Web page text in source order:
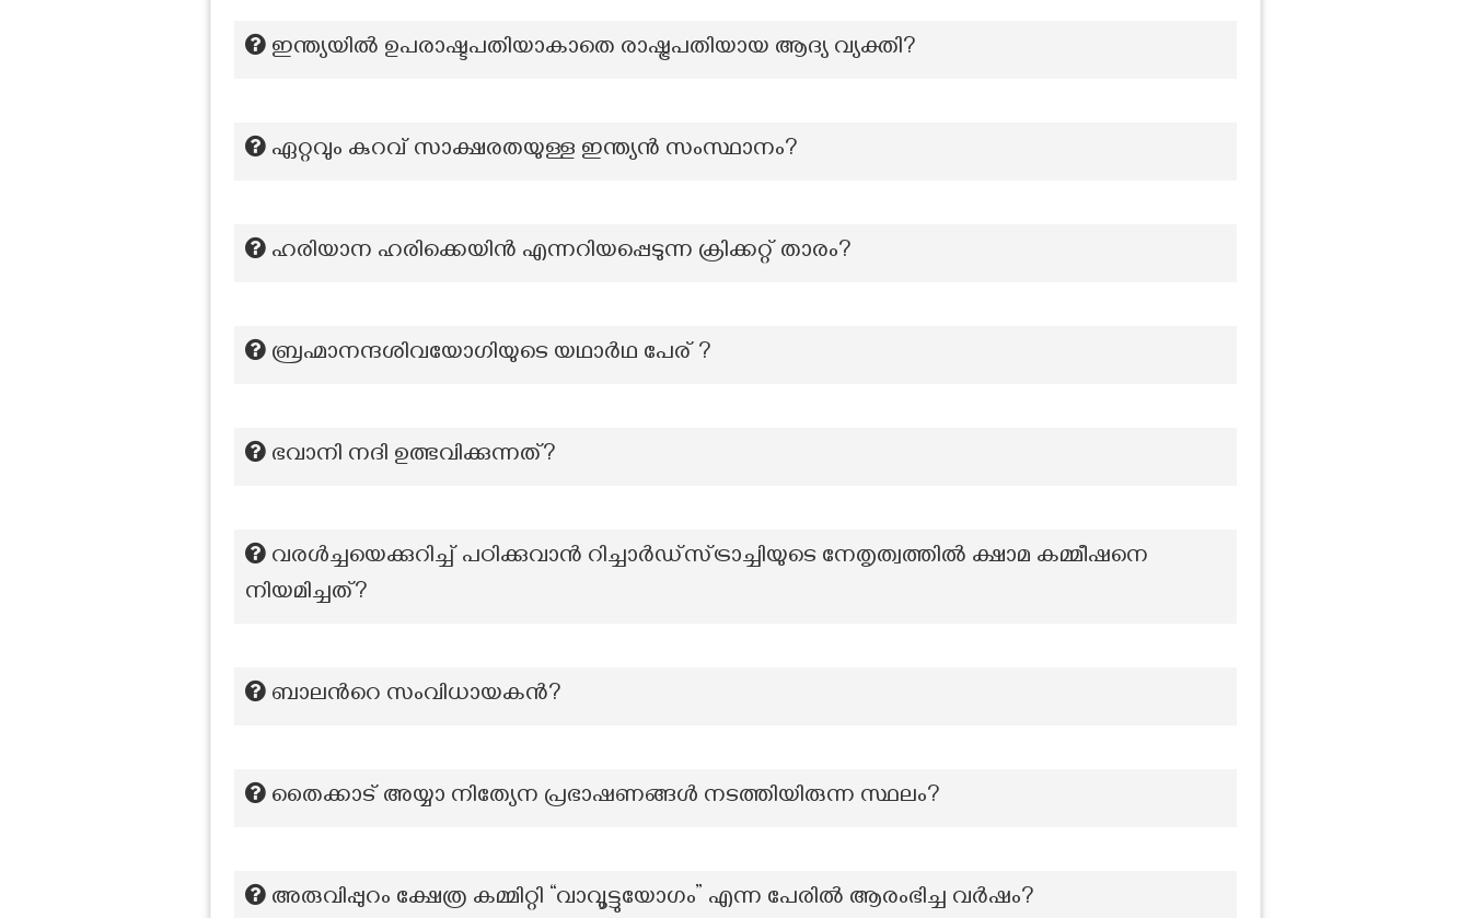
ഇന്ത്യയിൽ ഉപരാഷ്ടപതിയാകാതെ രാഷ്ട്രപതിയായ ആദ്യ വ്യക്തി?
ഏറ്റവും കുറവ് സാക്ഷരതയുള്ള ഇന്ത്യൻ സംസ്ഥാനം?
ഹരിയാന ഹരിക്കെയിൻ എന്നറിയപ്പെടുന്ന ക്രിക്കറ്റ് താരം?
ബ്രഹ്മാനന്ദശിവയോഗിയുടെ യഥാർഥ പേര് ?
ഭവാനി നദി ഉത്ഭവിക്കുന്നത്?
വരൾച്ചയെക്കുറിച്ച് പഠിക്കുവാൻ റിച്ചാർഡ്സ്ട്രാച്ചിയുടെ നേതൃത്വത്തിൽ ക്ഷാമ കമ്മീഷനെ
നിയമിച്ചത്?
ബാലന്‍റെ സംവിധായകന്‍?
തൈക്കാട് അയ്യാ നിത്യേന പ്രഭാഷണങ്ങൾ നടത്തിയിരുന്ന സ്ഥലം?
അരുവിപ്പുറം ക്ഷേത്ര കമ്മിറ്റി “വാവൂട്ടുയോഗം” എന്ന പേരിൽ ആരംഭിച്ച വർഷം?